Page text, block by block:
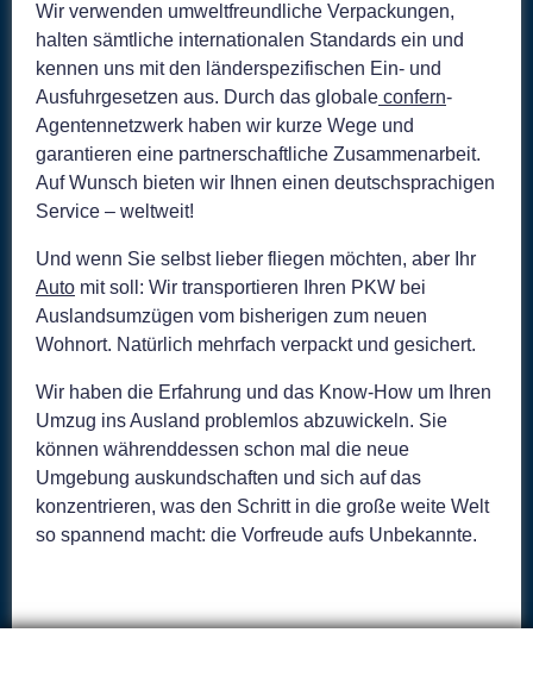
Wir verwenden umweltfreundliche Verpackungen,
halten sämtliche internationalen Standards ein und
kennen uns mit den länderspezifischen Ein- und
Ausfuhrgesetzen aus. Durch das globale confern-
Agentennetzwerk haben wir kurze Wege und
garantieren eine partnerschaftliche Zusammenarbeit.
Auf Wunsch bieten wir Ihnen einen deutschsprachigen
Service – weltweit!
Und wenn Sie selbst lieber fliegen möchten, aber Ihr
Auto mit soll: Wir transportieren Ihren PKW bei
Auslandsumzügen vom bisherigen zum neuen
Wohnort. Natürlich mehrfach verpackt und gesichert.
Wir haben die Erfahrung und das Know-How um Ihren
Umzug ins Ausland problemlos abzuwickeln. Sie
können währenddessen schon mal die neue
Umgebung auskundschaften und sich auf das
konzentrieren, was den Schritt in die große weite Welt
so spannend macht: die Vorfreude aufs Unbekannte.
© 2026 Vartmann international GmbH
Kontakt •
Impressum
Vartmann International GmbH hat 4,87von5Sternen
|44Bewertungen auf ProvenExpert.com